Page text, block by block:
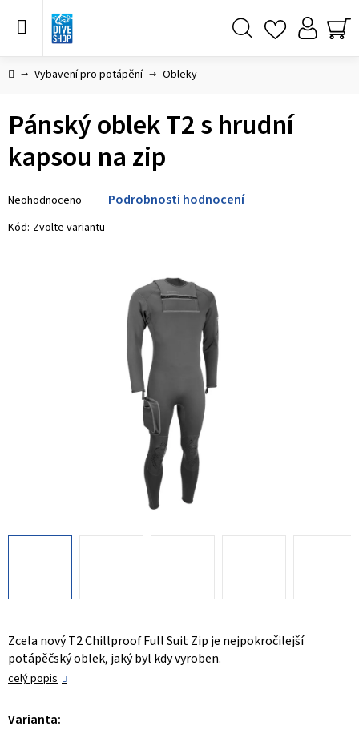
DomůVybavení pro potápění Obleky
Zcela nový T2 Chillproof Full Suit Zip je nejpokročilejší
potápěčský oblek, jaký byl kdy vyroben.
celý popis
Varianta:
Pánský oblek T2 s hrudní
kapsou na zip
hodnocení
produktu
Neohodnoceno Podrobnosti hodnocení
Kód: Zvolte variantu